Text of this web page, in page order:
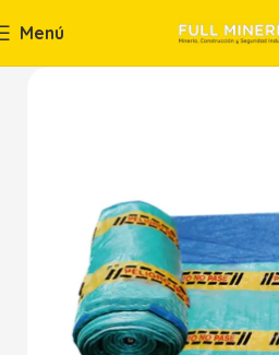
Menú